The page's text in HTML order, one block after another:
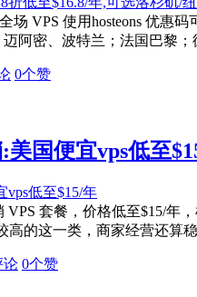
场 VPS 使用hosteons 优惠
迈阿密、波特兰；法国巴
0个赞
美国便宜vps低至
VPS 套餐，价格低至$15/年
高的这一类，商家经营还
论 0个赞